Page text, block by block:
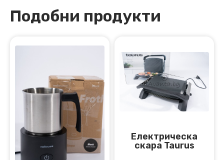
Подобни продукти
Електрическа
скара Taurus